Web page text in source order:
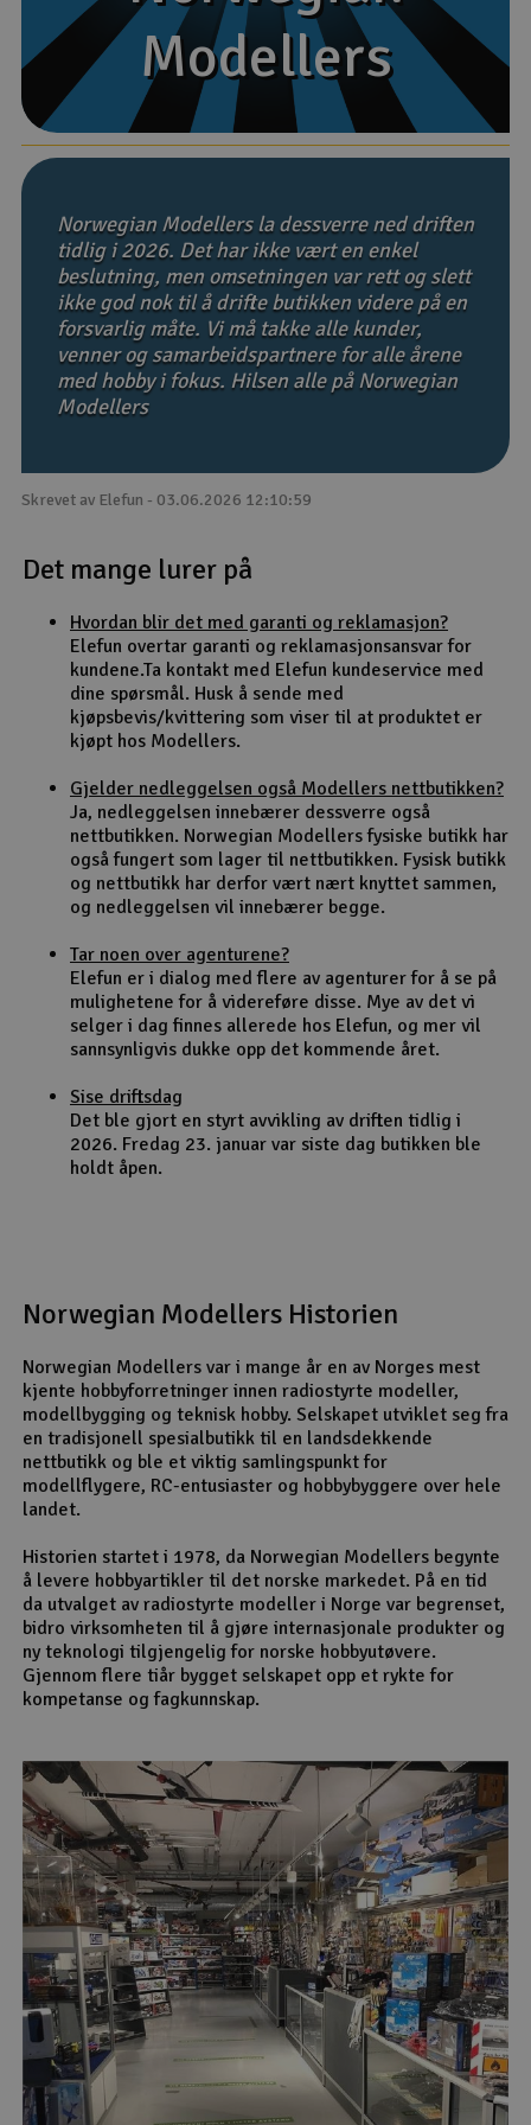
Båter
Droner
Droner for FPV
Fly
Helikopter
Kamerautstyr
Modellbygging, LEGO & byggesett
Outlet
Radioutstyr
Raketter
Smarthjem, lek & hobby
Solenergi
Sparkesykler & elkjøretøy
Gavekort
Modellers
Modellers
Norwegian Modellers la dessverre ned driften
tidlig i 2026. Det har ikke vært en enkel
beslutning, men omsetningen var rett og slett
ikke god nok til å drifte butikken videre på en
forsvarlig måte. Vi må takke alle kunder,
venner og samarbeidspartnere for alle årene
med hobby i fokus. Hilsen alle på Norwegian
Modellers
Skrevet av Elefun - 03.06.2026 12:10:59
Det mange lurer på
Hvordan blir det med garanti og reklamasjon?
Elefun overtar garanti og reklamasjonsansvar for
kundene.Ta kontakt med Elefun kundeservice med
dine spørsmål. Husk å sende med
kjøpsbevis/kvittering som viser til at produktet er
kjøpt hos Modellers.
Gjelder nedleggelsen også Modellers nettbutikken?
Ja, nedleggelsen innebærer dessverre også
nettbutikken. Norwegian Modellers fysiske butikk har
også fungert som lager til nettbutikken. Fysisk butikk
og nettbutikk har derfor vært nært knyttet sammen,
og nedleggelsen vil innebærer begge.
Tar noen over agenturene?
Elefun er i dialog med flere av agenturer for å se på
mulighetene for å videreføre disse. Mye av det vi
selger i dag finnes allerede hos Elefun, og mer vil
sannsynligvis dukke opp det kommende året.
Sise driftsdag
Det ble gjort en styrt avvikling av driften tidlig i
2026. Fredag 23. januar var siste dag butikken ble
holdt åpen.
Norwegian Modellers Historien
Norwegian Modellers var i mange år en av Norges mest
kjente hobbyforretninger innen radiostyrte modeller,
modellbygging og teknisk hobby. Selskapet utviklet seg fra
en tradisjonell spesialbutikk til en landsdekkende
nettbutikk og ble et viktig samlingspunkt for
modellflygere, RC-entusiaster og hobbybyggere over hele
landet.
Historien startet i 1978, da Norwegian Modellers begynte
å levere hobbyartikler til det norske markedet. På en tid
da utvalget av radiostyrte modeller i Norge var begrenset,
bidro virksomheten til å gjøre internasjonale produkter og
ny teknologi tilgjengelig for norske hobbyutøvere.
Gjennom flere tiår bygget selskapet opp et rykte for
kompetanse og fagkunnskap.